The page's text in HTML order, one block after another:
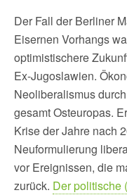
Der Fall der Berliner
Eisernen Vorhangs
optimistischere
Ex-Jugoslawien.
Neoliberalismus
gesamt Osteuropas.
Krise der Jahre nach
Neuformulierung
vor Ereignissen, die
zurück. Der politische